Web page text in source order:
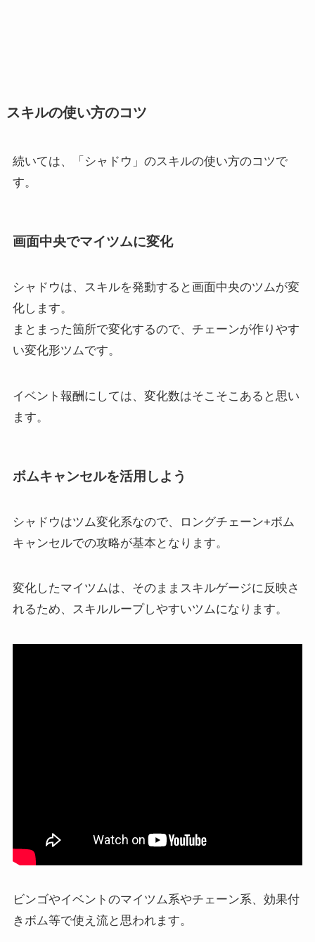
スキルの使い方のコツ
続いては、「シャドウ」のスキルの使い方のコツで
す。
画面中央でマイツムに変化
シャドウは、スキルを発動すると画面中央のツムが変
化します。
まとまった箇所で変化するので、チェーンが作りやす
い変化形ツムです。
イベント報酬にしては、変化数はそこそこあると思い
ます。
ボムキャンセルを活用しよう
シャドウはツム変化系なので、ロングチェーン+ボム
キャンセルでの攻略が基本となります。
変化したマイツムは、そのままスキルゲージに反映さ
れるため、スキルループしやすいツムになります。
ビンゴやイベントのマイツム系やチェーン系、効果付
きボム等で使え流と思われます。